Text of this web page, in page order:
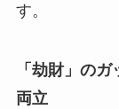
す。
「劫財」の
両立